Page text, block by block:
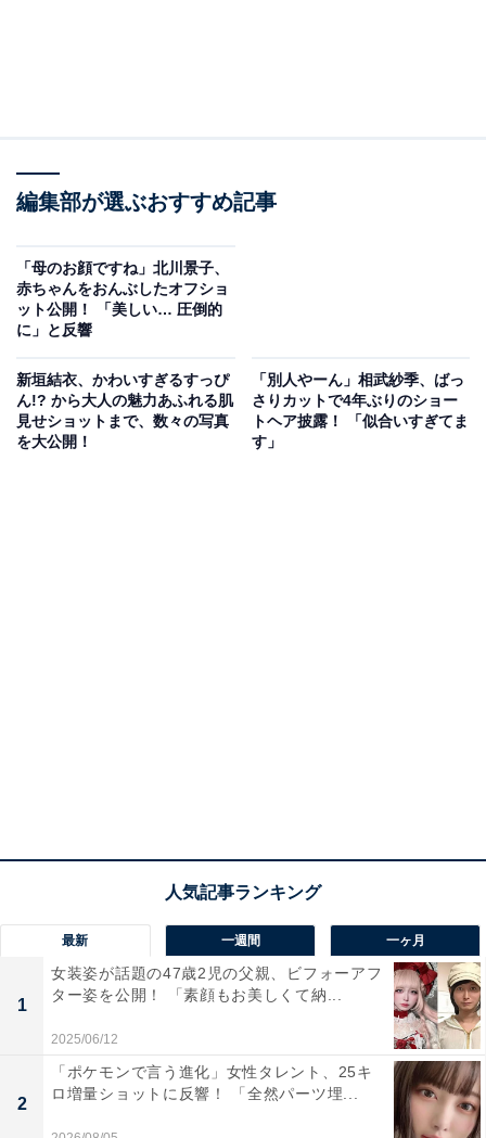
編集部が選ぶおすすめ記事
「母のお顔ですね」北川景子、
赤ちゃんをおんぶしたオフショ
ット公開！ 「美しい… 圧倒的
に」と反響
新垣結衣、かわいすぎるすっぴ
ん!? から大人の魅力あふれる肌
見せショットまで、数々の写真
を大公開！
「別人やーん」相武紗季、ばっ
さりカットで4年ぶりのショー
トヘア披露！ 「似合いすぎてま
す」
最新 一週間 一ヶ月
1
女装姿が話題の47歳2児の父親、ビフォーアフ
ター姿を公開！ 「素顔もお美しくて納...
2025/06/12
2
「ポケモンで言う進化」女性タレント、25キ
ロ増量ショットに反響！ 「全然パーツ埋...